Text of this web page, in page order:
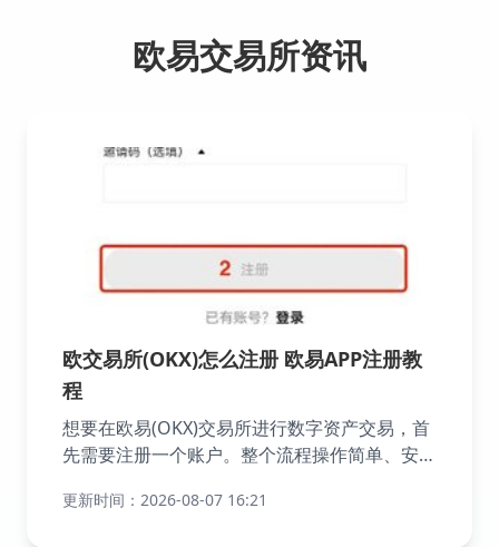
欧易交易所资讯
欧交易所(OKX)怎么注册 欧易APP注册教
程
想要在欧易(OKX)交易所进行数字资产交易，首
先需要注册一个账户。整个流程操作简单、安全
更新时间：2026-08-07 16:21